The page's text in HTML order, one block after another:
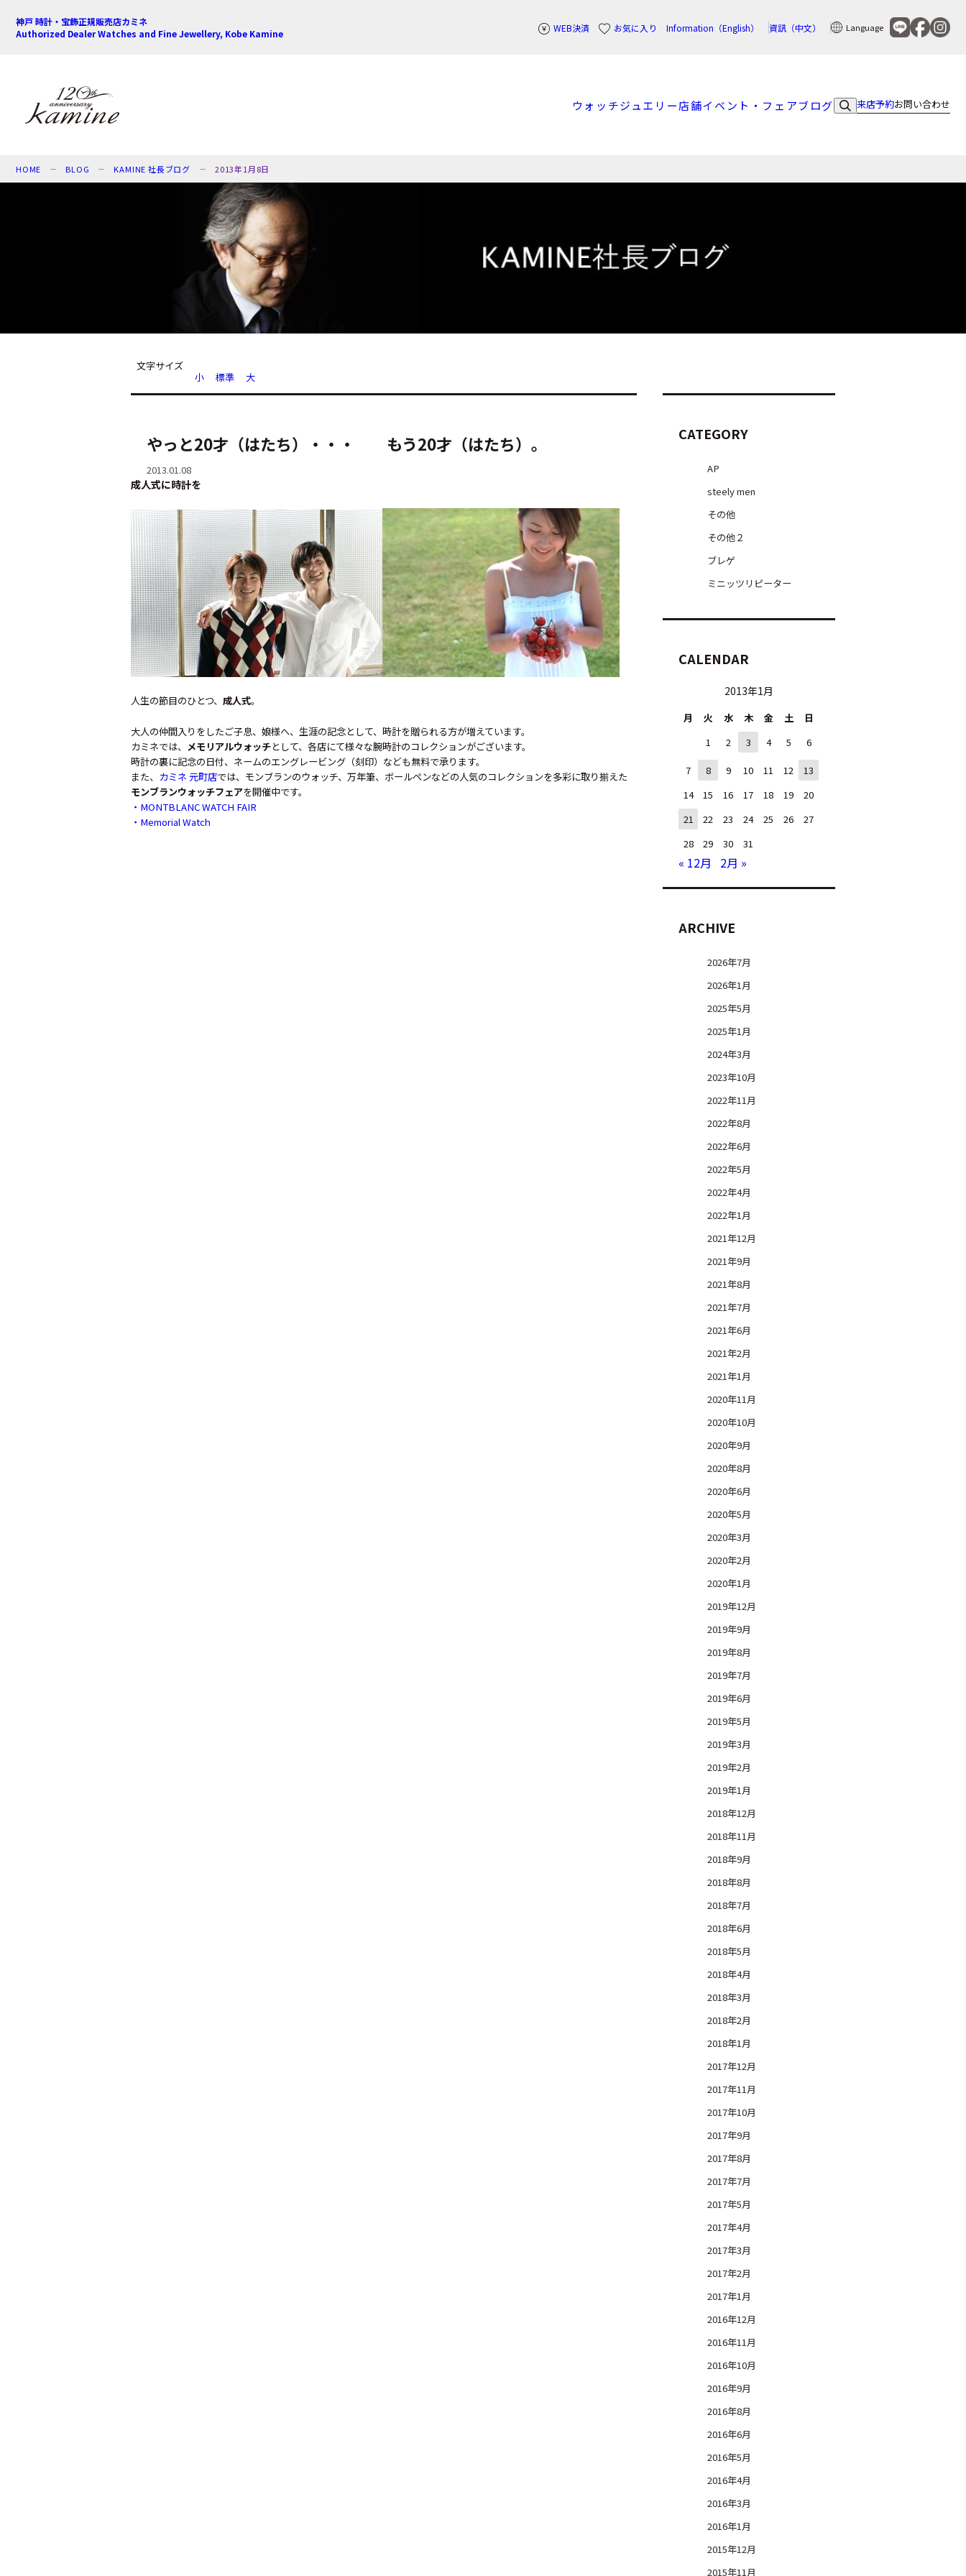
神戸 時計・宝飾正規販売店カミネ
Authorized Dealer Watches and Fine Jewellery, Kobe Kamine
WEB決済 お気に入り Information（English） 資訊（中文） Language
ウォッチジュエリー店舗イベント・フェアブログ 来店予約お問い合わせ
HOME BLOG KAMINE 社長ブログ 2013年1月8日
文字サイズ
小
標準 大
やっと20才（はたち）・・・ もう20才（はたち）。
2013.01.08
成人式に時計を
人生の節目のひとつ、 成人式。
大人の仲間入りをしたご子息、娘様へ、生涯の記念として、時計を贈られる方が増えています。
カミネでは、 メモリアルウォッチとして、各店にて様々な腕時計のコレクションがございます。
時計の裏に記念の日付、ネームのエングレービング（刻印）なども無料で承ります。
また、 カミネ 元町店では、モンブランのウォッチ、万年筆、ボールペンなどの人気のコレクションを多彩に取り揃えた
モンブランウォッチフェアを開催中です。
・MONTBLANC WATCH FAIR
・Memorial Watch
CATEGORY
AP
steely men
その他
その他２
ブレゲ
ミニッツリピーター
CALENDAR
2013年1月
月 火 水 木 金 土
日
1
2 3 4 5 6
7 8 9 10 11 12
13
14
15 16 17 18 19
20
21
22 23 24 25 26
27
28
29 30 31
« 12月 2月 »
ARCHIVE
2026年7月
2026年1月
2025年5月
2025年1月
2024年3月
2023年10月
2022年11月
2022年8月
2022年6月
2022年5月
2022年4月
2022年1月
2021年12月
2021年9月
2021年8月
2021年7月
2021年6月
2021年2月
2021年1月
2020年11月
2020年10月
2020年9月
2020年8月
2020年6月
2020年5月
2020年3月
2020年2月
2020年1月
2019年12月
2019年9月
2019年8月
2019年7月
2019年6月
2019年5月
2019年3月
2019年2月
2019年1月
2018年12月
2018年11月
2018年9月
2018年8月
2018年7月
2018年6月
2018年5月
2018年4月
2018年3月
2018年2月
2018年1月
2017年12月
2017年11月
2017年10月
2017年9月
2017年8月
2017年7月
2017年5月
2017年4月
2017年3月
2017年2月
2017年1月
2016年12月
2016年11月
2016年10月
2016年9月
2016年8月
2016年6月
2016年5月
2016年4月
2016年3月
2016年1月
2015年12月
2015年11月